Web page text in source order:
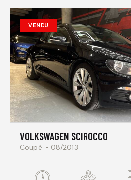
VENDU
VOLKSWAGEN SCIROCCO
Coupé 08/2013